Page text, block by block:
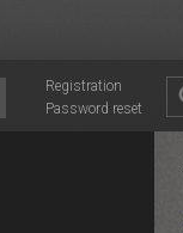
Registration
Password reset